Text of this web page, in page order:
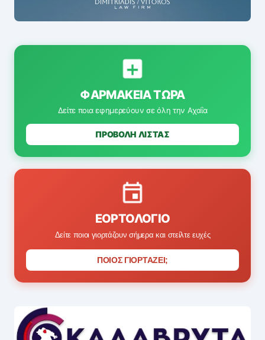
ΦΑΡΜΑΚΕΊΑ ΤΏΡΑ
Δείτε ποια εφημερεύουν σε όλη την Αχαΐα
ΠΡΟΒΟΛΗ ΛΙΣΤΑΣ
ΕΟΡΤΟΛΌΓΙΟ
Δείτε ποιοι γιορτάζουν σήμερα και στείλτε ευχές
ΠΟΙΟΣ ΓΙΟΡΤΑΖΕΙ;